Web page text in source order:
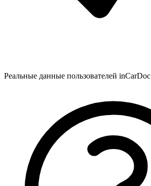
Реальные данные пользователей inCarDoc